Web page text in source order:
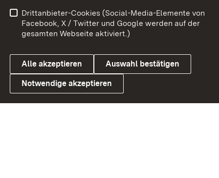
Link zum Landesportal
Benutzungshinweise
Barrierefreiheit
Datenschutz
Cookies
Drittanbieter-Cookies (Social-Media-Elemente von
Facebook, X / Twitter und Google werden auf der
gesamten Webseite aktiviert.)
Alle akzeptieren Auswahl bestätigen
Notwendige akzeptieren